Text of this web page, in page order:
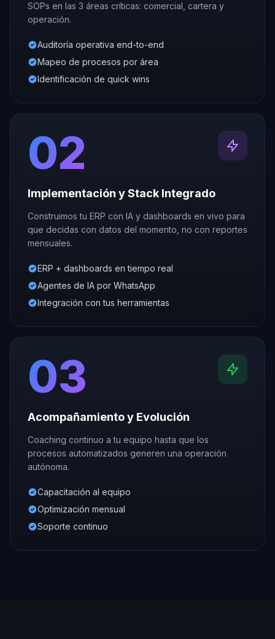
SOPs en las 3 áreas críticas: comercial, cartera y
operación.
Auditoría operativa end-to-end
Mapeo de procesos por área
Identificación de quick wins
02
Implementación y Stack Integrado
Construimos tu ERP con IA y dashboards en vivo para
que decidas con datos del momento, no con reportes
mensuales.
ERP + dashboards en tiempo real
Agentes de IA por WhatsApp
Integración con tus herramientas
03
Acompañamiento y Evolución
Coaching continuo a tu equipo hasta que los
procesos automatizados generen una operación
autónoma.
Capacitación al equipo
Optimización mensual
Soporte continuo